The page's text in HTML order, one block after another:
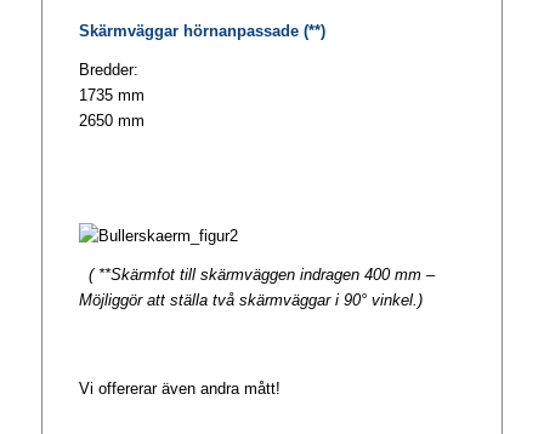
Skärmväggar hörnanpassade (**)
Bredder:
1735 mm
2650 mm
( **Skärmfot till skärmväggen indragen 400 mm –
Möjliggör att ställa två skärmväggar i 90° vinkel.)
Vi offererar även andra mått!